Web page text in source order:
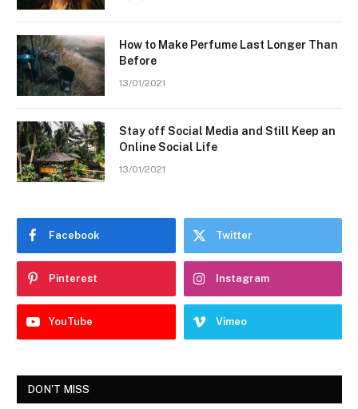
How to Make Perfume Last Longer Than
Before
13/01/2021
Stay off Social Media and Still Keep an
Online Social Life
13/01/2021
Facebook Twitter
Pinterest Instagram
YouTube Vimeo
DON'T MISS